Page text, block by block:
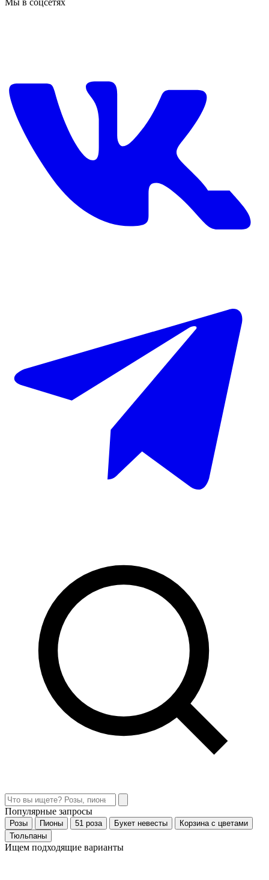
Мы в соцсетях
Популярные запросы
Розы Пионы 51 роза Букет невесты
Корзина с цветами
Тюльпаны
Ищем подходящие варианты